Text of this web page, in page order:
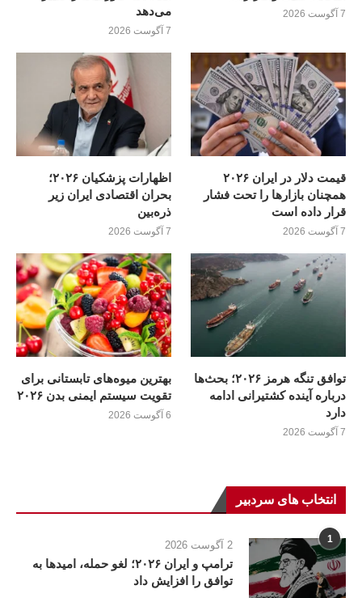
7 آگوست 2026
می‌دهد
7 آگوست 2026
قیمت دلار در ایران ۲۰۲۶
همچنان بازارها را تحت فشار
قرار داده است
7 آگوست 2026
اظهارات پزشکیان ۲۰۲۶؛
بحران اقتصادی ایران زیر
ذره‌بین
7 آگوست 2026
توافق تنگه هرمز ۲۰۲۶؛ بحث‌ها
درباره آینده کشتیرانی ادامه
دارد
7 آگوست 2026
بهترین میوه‌های تابستانی برای
تقویت سیستم ایمنی بدن ۲۰۲۶
6 آگوست 2026
انتخاب های سردبیر
1 2 آگوست 2026
ترامپ و ایران ۲۰۲۶؛ لغو حمله، امیدها به
توافق را افزایش داد